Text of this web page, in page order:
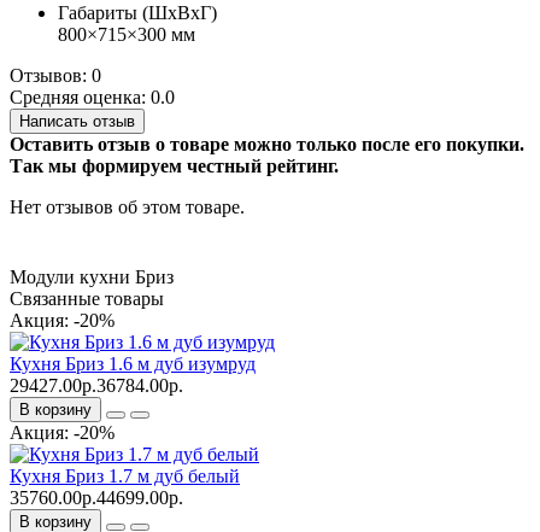
Габариты (ШхВхГ)
800×715×300 мм
Отзывов: 0
Средняя оценка: 0.0
Написать отзыв
Оставить отзыв о товаре можно только после его покупки.
Так мы формируем честный рейтинг.
Нет отзывов об этом товаре.
Модули кухни Бриз
Связанные товары
Акция: -20%
Кухня Бриз 1.6 м дуб изумруд
29427.00р.36784.00р.
В корзину
Акция: -20%
Кухня Бриз 1.7 м дуб белый
35760.00р.44699.00р.
В корзину